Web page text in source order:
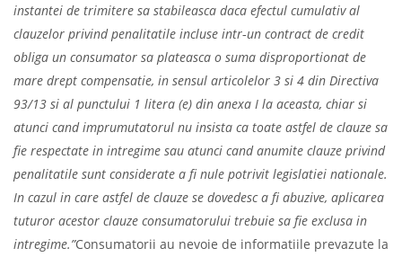
instantei de trimitere sa stabileasca daca efectul cumulativ al
clauzelor privind penalitatile incluse intr‑un contract de credit
obliga un consumator sa plateasca o suma disproportionat de
mare drept compensatie, in sensul articolelor 3 si 4 din Directiva
93/13 si al punctului 1 litera (e) din anexa I la aceasta, chiar si
atunci cand imprumutatorul nu insista ca toate astfel de clauze sa
fie respectate in intregime sau atunci cand anumite clauze privind
penalitatile sunt considerate a fi nule potrivit legislatiei nationale.
In cazul in care astfel de clauze se dovedesc a fi abuzive, aplicarea
tuturor acestor clauze consumatorului trebuie sa fie exclusa in
intregime.”Consumatorii au nevoie de informatiile prevazute la